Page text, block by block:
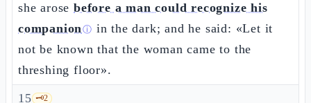
she arosebefore a man could recognize his
companionⓘ in the dark; and he said: «Let it
not be known that the woman came to the
threshing floor».
15 🗝️2